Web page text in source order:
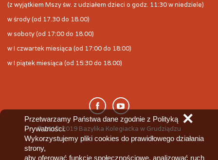
(z wyjątkiem Mszy św. z udziałem dzieci o godz. 11:30 w niedziele)
w środy (od 17.30 do 18.00)
w soboty (od 17:00 do 18.00)
w I czwartek miesiąca (od 17:00 do 18:00)
w I piątek miesiąca (od 15:30 do 18.00)
© 2010-2019 Bazylika Kolegiacka w Grudziądzu
✕
Przetwarzamy Państwa dane zgodnie z Polityką
Prywatności.
Wykorzystujemy pliki cookies do prawidłowego działania
strony,
aby oferować funkcje społecznościowe, analizować ruch